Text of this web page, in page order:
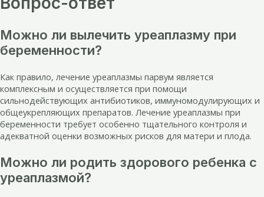
Можно ли вылечить уреаплазму при
беременности?
Как правило, лечение уреаплазмы парвум является
комплексным и осуществляется при помощи
сильнодействующих антибиотиков, иммуномодулирующих и
общеукрепляющих препаратов. Лечение уреаплазмы при
беременности требует особенно тщательного контроля и
адекватной оценки возможных рисков для матери и плода.
Можно ли родить здорового ребенка с
уреаплазмой?